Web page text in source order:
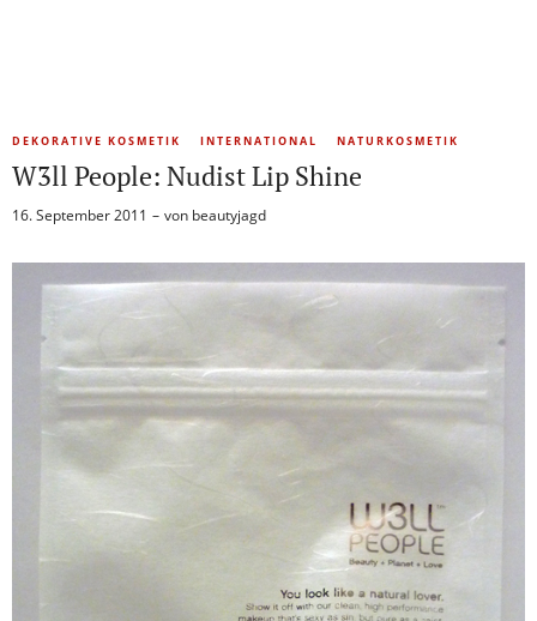
DEKORATIVE KOSMETIK INTERNATIONAL NATURKOSMETIK
W3ll People: Nudist Lip Shine
16. September 2011 von beautyjagd